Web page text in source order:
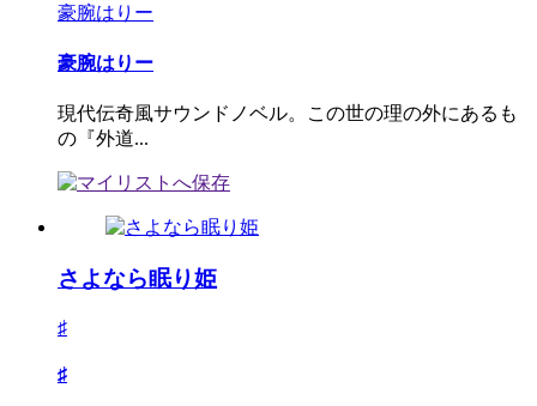
豪腕はりー
豪腕はりー
現代伝奇風サウンドノベル。この世の理の外にあるも
の『外道...
さよなら眠り姫
♯
♯